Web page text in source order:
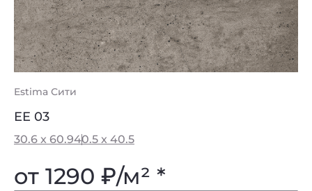
Estima Сити
EE 03
30.6 x 60.940.5 x 40.5
от 1290 ₽/м² *